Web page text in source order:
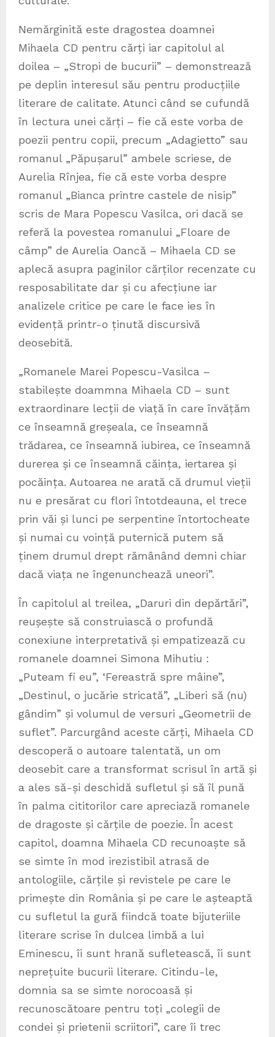
Nemărginită este dragostea doamnei
Mihaela CD pentru cărți iar capitolul al
doilea – „Stropi de bucurii” – demonstrează
pe deplin interesul său pentru producțiile
literare de calitate. Atunci când se cufundă
în lectura unei cărți – fie că este vorba de
poezii pentru copii, precum „Adagietto” sau
romanul „Păpușarul” ambele scriese, de
Aurelia Rînjea, fie că este vorba despre
romanul „Bianca printre castele de nisip”
scris de Mara Popescu Vasilca, ori dacă se
referă la povestea romanului „Floare de
câmp” de Aurelia Oancă – Mihaela CD se
aplecă asupra paginilor cărților recenzate cu
resposabilitate dar și cu afecțiune iar
analizele critice pe care le face ies în
evidență printr-o ținută discursivă
deosebită.
„Romanele Marei Popescu-Vasilca –
stabilește doammna Mihaela CD – sunt
extraordinare lecții de viață în care învățăm
ce înseamnă greșeala, ce înseamnă
trădarea, ce înseamnă iubirea, ce înseamnă
durerea și ce înseamnă căința, iertarea și
pocăința. Autoarea ne arată că drumul vieții
nu e presărat cu flori întotdeauna, el trece
prin văi și lunci pe serpentine întortocheate
și numai cu voință puternică putem să
ținem drumul drept rămânând demni chiar
dacă viața ne îngenunchează uneori”.
În capitolul al treilea, „Daruri din depărtări”,
reușește să construiască o profundă
conexiune interpretativă și empatizează cu
romanele doamnei Simona Mihutiu :
„Puteam fi eu”, ‘Fereastră spre mâine”,
„Destinul, o jucărie stricată”, „Liberi să (nu)
gândim” și volumul de versuri „Geometrii de
suflet”. Parcurgând aceste cărți, Mihaela CD
descoperă o autoare talentată, un om
deosebit care a transformat scrisul în artă și
a ales să-și deschidă sufletul și să îl pună
în palma cititorilor care apreciază romanele
de dragoste și cărțile de poezie. În acest
capitol, doamna Mihaela CD recunoaște să
se simte în mod irezistibil atrasă de
antologiile, cărțile și revistele pe care le
primește din România și pe care le așteaptă
cu sufletul la gură fiindcă toate bijuteriile
literare scrise în dulcea limbă a lui
Eminescu, îi sunt hrană sufletească, îi sunt
neprețuite bucurii literare. Citindu-le,
domnia sa se simte norocoasă și
recunoscătoare pentru toți „colegii de
condei și prietenii scriitori”, care îi trec